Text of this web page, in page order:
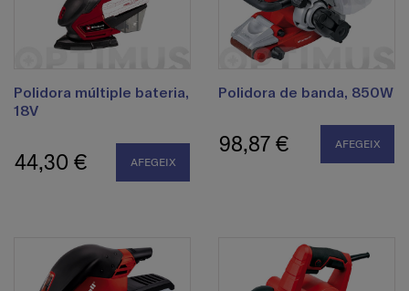
Polidora múltiple bateria,
18V
44,30 € AFEGEIX
Polidora de banda, 850W
98,87 € AFEGEIX